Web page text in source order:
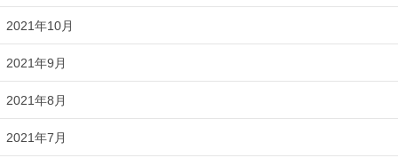
2021年10月
2021年9月
2021年8月
2021年7月